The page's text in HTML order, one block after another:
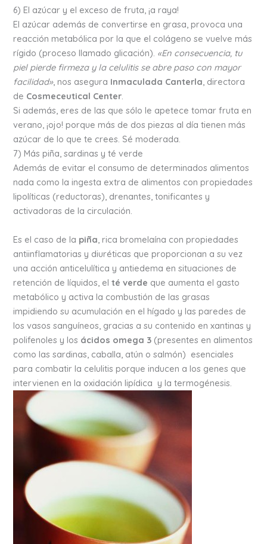
6) El azúcar y el exceso de fruta, ¡a raya!
El azúcar además de convertirse en grasa, provoca una
reacción metabólica por la que el colágeno se vuelve más
rígido (proceso llamado glicación). «En consecuencia, tu
piel pierde firmeza y la celulitis se abre paso con mayor
facilidad», nos asegura Inmaculada Canterla , directora
de Cosmeceutical Center
Si además, eres de las que sólo le apetece tomar fruta en
verano, ¡ojo! porque más de dos piezas al día tienen más
azúcar de lo que te crees. Sé moderada.
7) Más piña, sardinas y té verde
Además de evitar el consumo de determinados alimentos
nada como la ingesta extra de alimentos con propiedades
lipolíticas (reductoras), drenantes, tonificantes y
activadoras de la circulación.
Es el caso de la piña , rica bromelaína con propiedades
antiinflamatorias y diuréticas que proporcionan a su vez
una acción anticelulítica y antiedema en situaciones de
retención de líquidos, elté verde que aumenta el gasto
metabólico y activa la combustión de las grasas
impidiendo su acumulación en el hígado y las paredes de
los vasos sanguíneos, gracias a su contenido en xantinas y
polifenoles y los ácidos omega 3 (presentes en alimentos
como las sardinas, caballa, atún o salmón) esenciales
para combatir la celulitis porque inducen a los genes que
intervienen en la oxidación lipídica y la termogénesis.